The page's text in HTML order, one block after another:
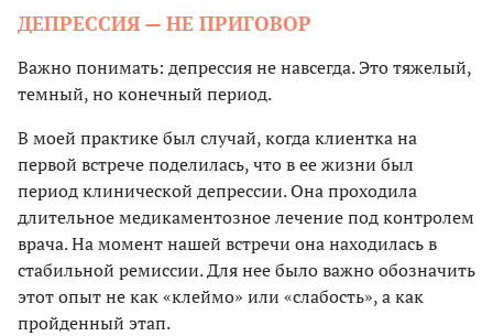
ДЕПРЕССИЯ — НЕ ПРИГОВОР
Важно понимать: депрессия не навсегда. Это тяжелый,
темный, но конечный период.
В моей практике был случай, когда клиентка на
первой встрече поделилась, что в ее жизни был
период клинической депрессии. Она проходила
длительное медикаментозное лечение под контролем
врача. На момент нашей встречи она находилась в
стабильной ремиссии. Для нее было важно обозначить
этот опыт не как «клеймо» или «слабость», а как
пройденный этап.